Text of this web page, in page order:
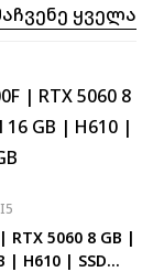
Ყველა
RTX 5060 8 GB |
| H610 | SSD